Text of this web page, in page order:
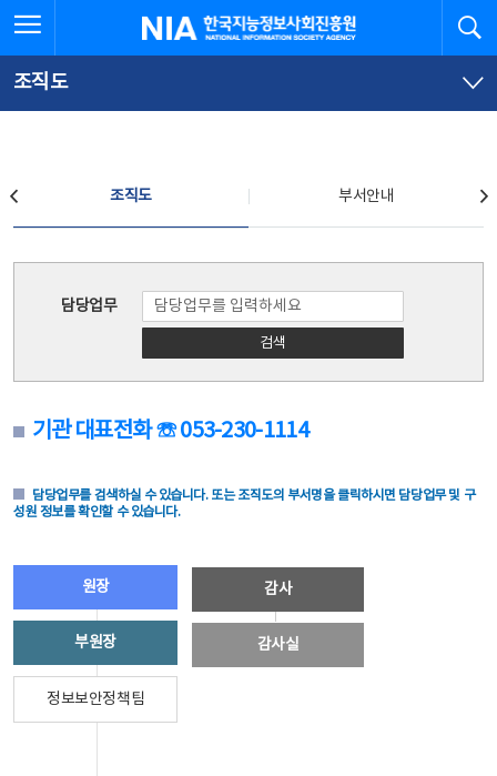
문
로
가
체
뉴
바
가
한국지능정보사회진흥원
조직도
조직도 부서안내
담당업무
검색
기관 대표전화 ☏ 053-230-1114
담당업무를 검색하실 수 있습니다. 또는 조직도의 부서명을 클릭하시면 담당업무 및 구
성원 정보를 확인할 수 있습니다.
원장
부원장
정보보안정책팀
감사
감사실